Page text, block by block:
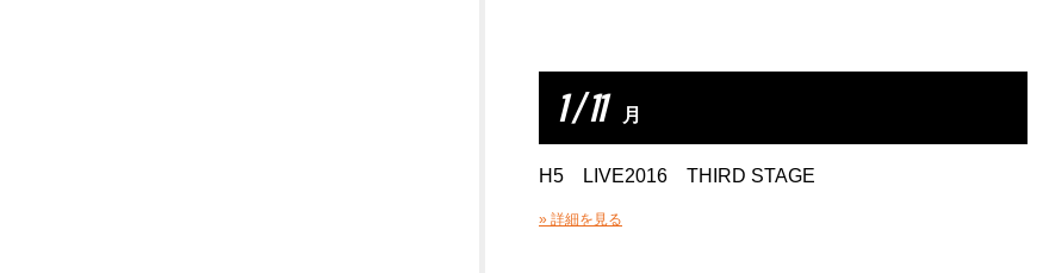
1 / 11 月
H5 LIVE2016 THIRD STAGE
» 詳細を見る